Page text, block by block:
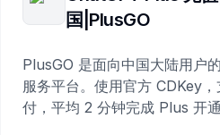
国|PlusGO
PlusGO 是面向中国大陆用户
服务平台。使用官方 CDKey
付，平均 2 分钟完成 Plus 开